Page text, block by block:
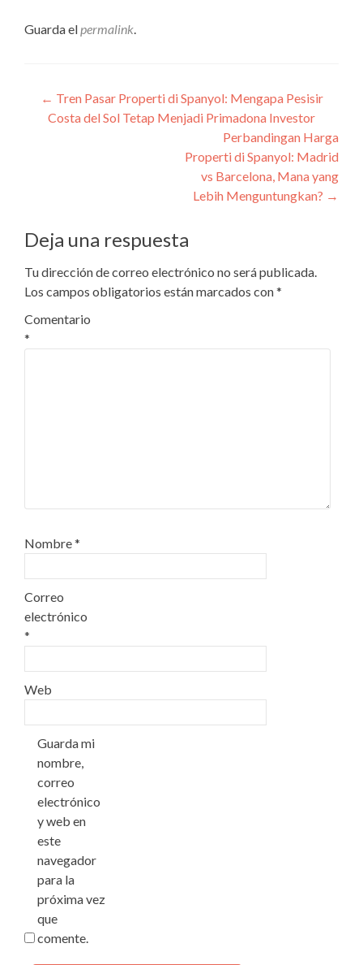
Guarda elpermalink.
Navegación
de
← Tren Pasar Properti di Spanyol: Mengapa Pesisir
Costa del Sol Tetap Menjadi Primadona Investor
Perbandingan Harga
Properti di Spanyol: Madrid
vs Barcelona, Mana yang
Lebih Menguntungkan? →
Deja una respuesta
Tu dirección de correo electrónico no será publicada.
Los campos obligatorios están marcados con*
Comentario
*
Nombre*
Correo
electrónico
*
Web
Guarda mi
nombre,
correo
electrónico
y web en
este
navegador
para la
próxima vez
que
comente.